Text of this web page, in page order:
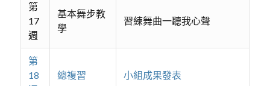
第
17
週
基本舞步教
學
習練舞曲一聽我心聲
第
18
總複習 小組成果發表